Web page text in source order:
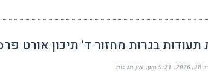
תעודות בגרות מחזור ד' תיכון אורט
9:21 pm אין תגובות